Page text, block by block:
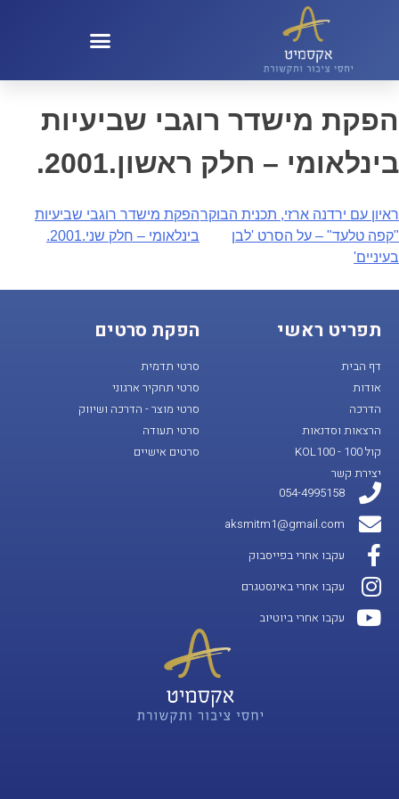
הפקת מישדר רוגבי שביעיות
בינלאומי – חלק ראשון.2001.
הפקת מישדר רוגבי שביעיות
בינלאומי – חלק שני.2001.
ראיון עם ירדנה ארזי, תכנית הבוקר
"קפה טלעד" – על הסרט 'לבן
בעיניים'
תפריט ראשי
דף הבית
אודות
הדרכה
הרצאות וסדנאות
קול 100 - KOL100
יצירת קשר
הפקת סרטים
סרטי תדמית
סרטי תחקיר ארגוני
סרטי מוצר - הדרכה ושיווק
סרטי תעודה
סרטים אישיים
054-4995158
aksmitm1@gmail.com
עקבו אחרי בפייסבוק
עקבו אחרי באינסטגרם
עקבו אחרי ביוטיוב